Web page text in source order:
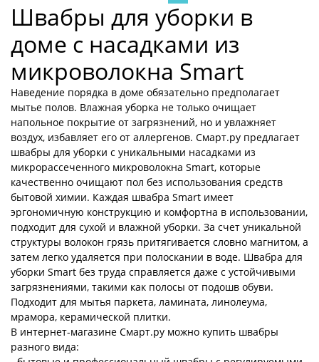
Швабры для уборки в
доме с насадками из
микроволокна Smart
Наведение порядка в доме обязательно предполагает
мытье полов. Влажная уборка не только очищает
напольное покрытие от загрязнений, но и увлажняет
воздух, избавляет его от аллергенов. Смарт.ру предлагает
швабры для уборки с уникальными насадками из
микрорассеченного микроволокна Smart, которые
качественно очищают пол без использования средств
бытовой химии. Каждая швабра Smart имеет
эргономичную конструкцию и комфортна в использовании,
подходит для сухой и влажной уборки. За счет уникальной
структуры волокон грязь притягивается словно магнитом, а
затем легко удаляется при полоскании в воде. Швабра для
уборки Smart без труда справляется даже с устойчивыми
загрязнениями, такими как полосы от подошв обуви.
Подходит для мытья паркета, ламината, линолеума,
мрамора, керамической плитки.
В интернет-магазине Смарт.ру можно купить швабры
разного вида: